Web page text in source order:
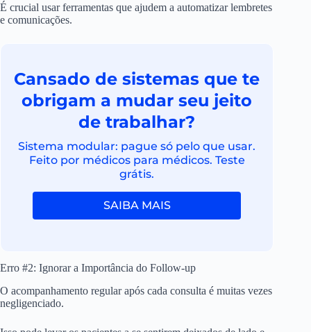
É crucial usar ferramentas que ajudem a automatizar lembretes
e comunicações.
Cansado de sistemas que te
obrigam a mudar seu jeito
de trabalhar?
Sistema modular: pague só pelo que usar.
Feito por médicos para médicos. Teste
grátis.
SAIBA MAIS
Erro #2: Ignorar a Importância do Follow-up
O acompanhamento regular após cada consulta é muitas vezes
negligenciado.